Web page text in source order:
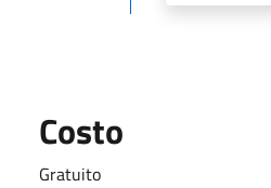
Costo
Gratuito